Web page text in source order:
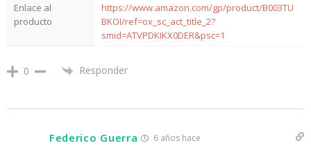
Enlace al
producto
https://www.amazon.com/gp/product/B003TU
BKOI/ref=ox_sc_act_title_2?
smid=ATVPDKIKX0DER&psc=1
0 Responder
Federico Guerra 6 años hace